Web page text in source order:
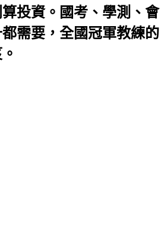
投資。國考、學測、會
需要，全國冠軍教練的